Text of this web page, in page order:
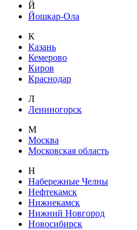
Й
Йошкар-Ола
К
Казань
Кемерово
Киров
Краснодар
Л
Лениногорск
М
Москва
Московская область
Н
Набережные Челны
Нефтекамск
Нижнекамск
Нижний Новгород
Новосибирск